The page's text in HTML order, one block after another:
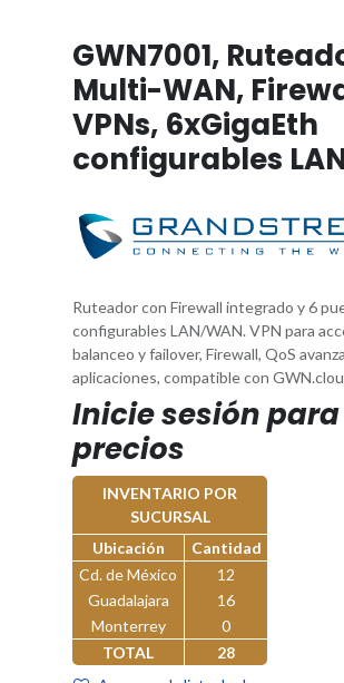
GWN7001,
Multi-WAN,
VPNs, 6xGigaEth
configurables
Ruteador con Firewall integrado y 6
configurables LAN/WAN. VPN para
balanceo y failover, Firewall, QoS
aplicaciones, compatible con
Inicie sesión
precios
INVENTARIO POR
SUCURSAL
Ubicación
Cantidad
Cd. de México
12
Guadalajara
16
Monterrey
0
TOTAL
28